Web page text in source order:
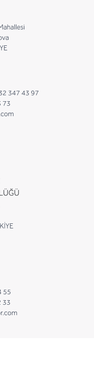
347 43 97
73
55
33